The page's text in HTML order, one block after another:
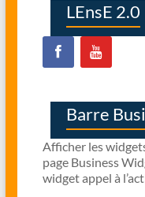
LEnsE 2.0
Barre
Afficher les
page Business
widget appel à